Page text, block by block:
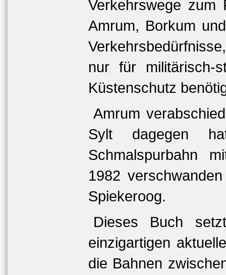
Verkehrswege zum
Amrum, Borkum
nur für militärisch-
Küstenschutz
Amrum
Sylt dagegen
Schmalspurbahn
1982
Spiekeroog.
Dieses Buch
einzigartigen
die Bahnen